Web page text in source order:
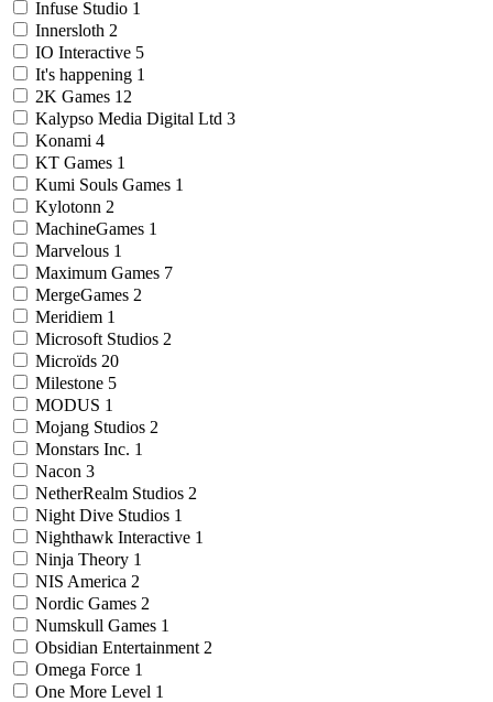
Infuse Studio 1
Innersloth 2
IO Interactive 5
It's happening 1
2K Games 12
Kalypso Media Digital Ltd 3
Konami 4
KT Games 1
Kumi Souls Games 1
Kylotonn 2
MachineGames 1
Marvelous 1
Maximum Games 7
MergeGames 2
Meridiem 1
Microsoft Studios 2
Microïds 20
Milestone 5
MODUS 1
Mojang Studios 2
Monstars Inc. 1
Nacon 3
NetherRealm Studios 2
Night Dive Studios 1
Nighthawk Interactive 1
Ninja Theory 1
NIS America 2
Nordic Games 2
Numskull Games 1
Obsidian Entertainment 2
Omega Force 1
One More Level 1